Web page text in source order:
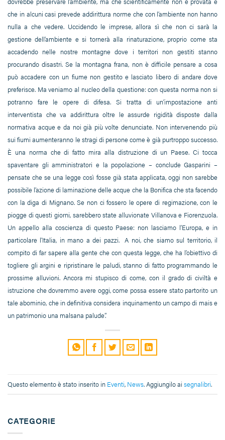
CATEGORIE
che in alcuni casi prevede addirittura norme che con l’ambiente non hanno
nulla a che vedere. Uccidendo le imprese, allora sì che non ci sarà la
gestione dell’ambiente e si tornerà alla rinaturazione, proprio come sta
accadendo nelle nostre montagne dove i territori non gestiti stanno
procurando disastri. Se la montagna frana, non è difficile pensare a cosa
può accadere con un fiume non gestito e lasciato libero di andare dove
preferisce. Ma veniamo al nucleo della questione: con questa norma non si
potranno fare le opere di difesa. Si tratta di un’impostazione anti
interventista che va addirittura oltre le assurde rigidità disposte dalla
normativa acque e da noi già più volte denunciate. Non intervenendo più
sui fiumi aumenteranno le stragi di persone come è già purtroppo successo.
È una norma che di fatto mira alla distruzione di un Paese. Ci tocca
spaventare gli amministratori e la popolazione – conclude Gasparini –
pensate che se una legge così fosse già stata applicata, oggi non sarebbe
possibile l’azione di laminazione delle acque che la Bonifica che sta facendo
con la diga di Mignano. Se non ci fossero le opere di regimazione, con le
piogge di questi giorni, sarebbero state alluvionate Villanova e Fiorenzuola.
Un appello alla coscienza di questo Paese: non lasciamo l’Europa, e in
particolare l’Italia, in mano a dei pazzi. A noi, che siamo sul territorio, il
compito di far sapere alla gente che con questa legge, che ha l’obiettivo di
togliere gli argini e ripristinare le paludi, stanno di fatto programmando le
prossime alluvioni. Ancora mi stupisco di come, con il grado di civiltà e
istruzione che dovremmo avere oggi, come possa essere stato partorito un
tale abominio, che in definitiva considera inquinamento un campo di mais e
un patrimonio una malsana palude”.
Questo elemento è stato inserito in Eventi, News. Aggiungilo ai segnalibri.